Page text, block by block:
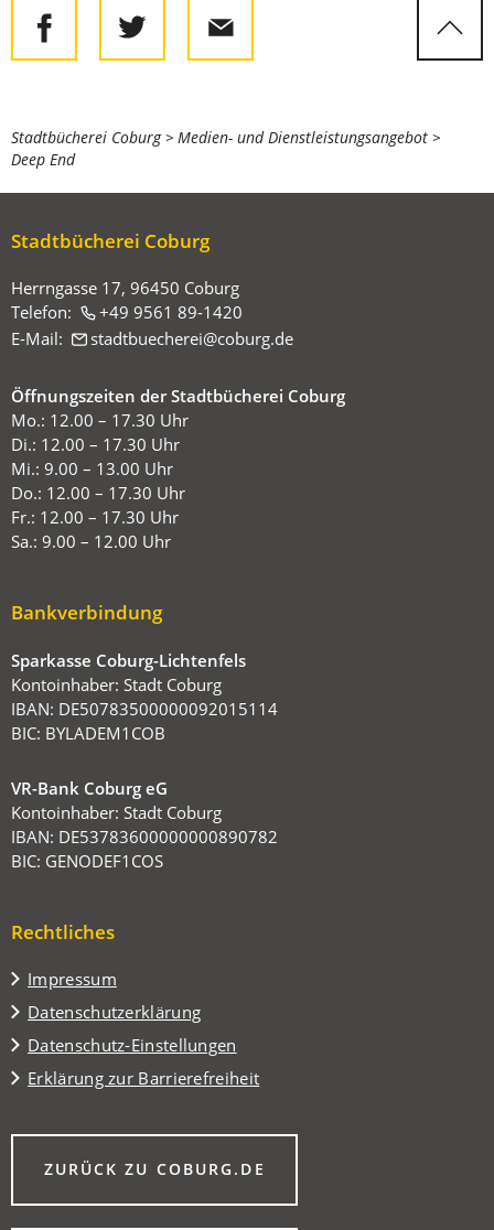
Sie
befinden
hier:
Stadtbücherei Coburg
Medien- und Dienstleistungsangebot
Deep End
Stadtbücherei Coburg
Herrngasse 17, 96450 Coburg
Telefon:
+49 9561 89-1420
E-Mail:
stadtbuecherei coburg de
Öffnungszeiten der Stadtbücherei Coburg
Mo.: 12.00 – 17.30 Uhr
Di.: 12.00 – 17.30 Uhr
Mi.: 9.00 – 13.00 Uhr
Do.: 12.00 – 17.30 Uhr
Fr.: 12.00 – 17.30 Uhr
Sa.: 9.00 – 12.00 Uhr
Bankverbindung
Sparkasse Coburg-Lichtenfels
Kontoinhaber: Stadt Coburg
IBAN: DE50783500000092015114
BIC: BYLADEM1COB
VR-Bank Coburg eG
Kontoinhaber: Stadt Coburg
IBAN: DE53783600000000890782
BIC: GENODEF1COS
Rechtliches
Impressum
Datenschutzerklärung
Datenschutz-Einstellungen
Erklärung zur Barrierefreiheit
ZURÜCK ZU COBURG.DE
(ÖFFNET
EINEM